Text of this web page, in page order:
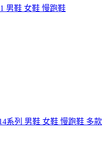
男鞋 女鞋 慢跑鞋
系列 男鞋 女鞋 慢跑鞋 多款